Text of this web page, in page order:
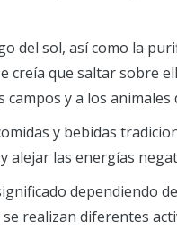
del sol, así como la
creía que saltar sobre
y a los animales
y bebidas
alejar las energías
dependiendo
realizan diferentes